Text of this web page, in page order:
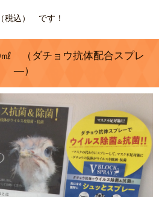
込） です！
（ダチョウ抗体配合スプレ
―）